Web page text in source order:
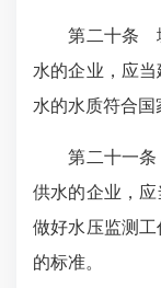
第二十条 城
水的企业，应
水的水质符合国
第二十一条
供水的企业，应
做好水压监测
的标准。